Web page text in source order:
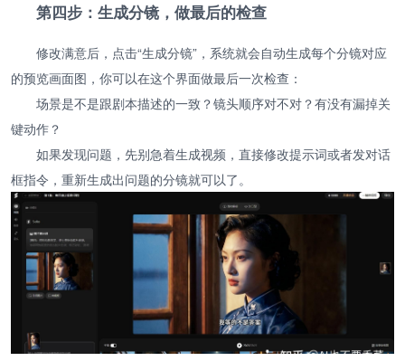
第四步：生成分镜，做最后的检查
修改满意后，点击“生成分镜”，系统就会自动生成每个分镜对应
的预览画面图，你可以在这个界面做最后一次检查：
场景是不是跟剧本描述的一致？镜头顺序对不对？有没有漏掉关
键动作？
如果发现问题，先别急着生成视频，直接修改提示词或者发对话
框指令，重新生成出问题的分镜就可以了。